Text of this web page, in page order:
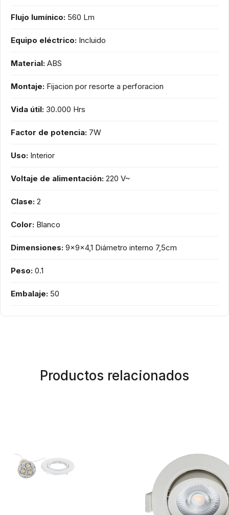
Flujo lumínico: 560 Lm
Equipo eléctrico: Incluido
Material: ABS
Montaje: Fijacion por resorte a perforacion
Vida útil: 30.000 Hrs
Factor de potencia: 7W
Uso: Interior
Voltaje de alimentación: 220 V~
Clase: 2
Color: Blanco
Dimensiones: 9x9x4,1 Diámetro interno 7,5cm
Peso: 0.1
Embalaje: 50
Productos relacionados